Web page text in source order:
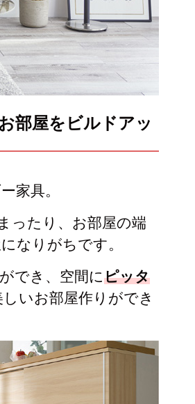
個室型デスク
本棚・スライド書棚
学習デスク・子供部屋
部屋をビルドアッ
家具。
ったり、お部屋の端
なりがちです。
でき、空間にピッタ
いお部屋作りができ